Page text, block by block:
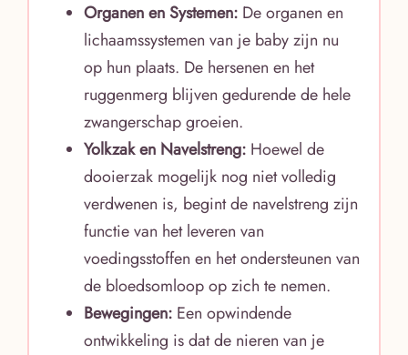
Organen en Systemen: De organen en
lichaamssystemen van je baby zijn nu
op hun plaats. De hersenen en het
ruggenmerg blijven gedurende de hele
zwangerschap groeien.
Yolkzak en Navelstreng: Hoewel de
dooierzak mogelijk nog niet volledig
verdwenen is, begint de navelstreng zijn
functie van het leveren van
voedingsstoffen en het ondersteunen van
de bloedsomloop op zich te nemen.
Bewegingen: Een opwindende
ontwikkeling is dat de nieren van je